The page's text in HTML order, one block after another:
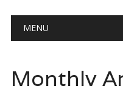
Main menu
MENU
Monthly